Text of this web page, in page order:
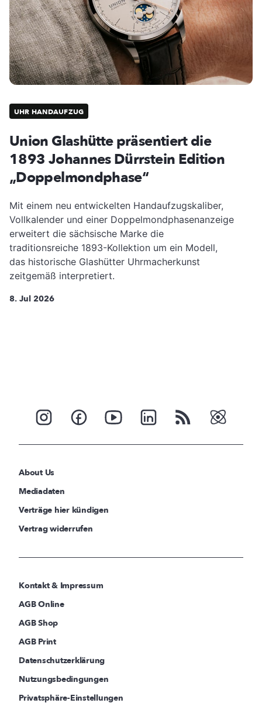
UHR HANDAUFZUG
Union Glashütte präsentiert die
1893 Johannes Dürrstein Edition
„Doppelmondphase“
Mit einem neu entwickelten Handaufzugskaliber,
Vollkalender und einer Doppelmondphasenanzeige
erweitert die sächsische Marke die
traditionsreiche 1893-Kollektion um ein Modell,
das historische Glashütter Uhrmacherkunst
zeitgemäß interpretiert.
8. Jul 2026
About Us
Mediadaten
Verträge hier kündigen
Vertrag widerrufen
Kontakt & Impressum
AGB Online
AGB Shop
AGB Print
Datenschutzerklärung
Nutzungsbedingungen
Privatsphäre-Einstellungen